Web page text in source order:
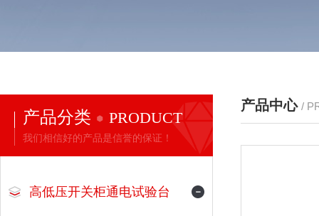
产品分类 PRODUCT
我们相信好的产品是信誉的保证！
高低压开关柜通电试验台
产品中心 /